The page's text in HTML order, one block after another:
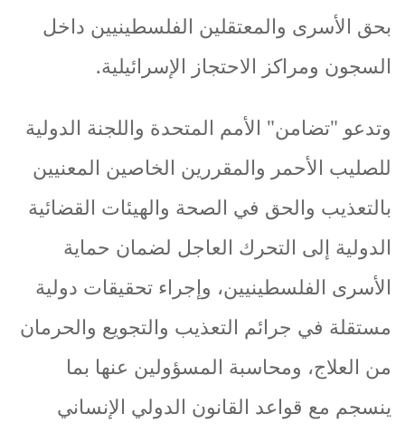
بحق الأسرى والمعتقلين الفلسطينيين داخل
السجون ومراكز الاحتجاز الإسرائيلية.
وتدعو "تضامن" الأمم المتحدة واللجنة الدولية
للصليب الأحمر والمقررين الخاصين المعنيين
بالتعذيب والحق في الصحة والهيئات القضائية
الدولية إلى التحرك العاجل لضمان حماية
الأسرى الفلسطينيين، وإجراء تحقيقات دولية
مستقلة في جرائم التعذيب والتجويع والحرمان
من العلاج، ومحاسبة المسؤولين عنها بما
ينسجم مع قواعد القانون الدولي الإنساني